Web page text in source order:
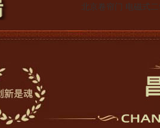
北京卷帘门 电磁式